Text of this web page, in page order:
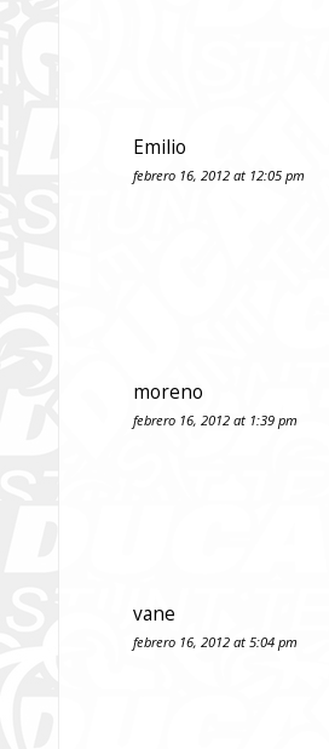
Emilio
febrero 16, 2012 at 12:05 pm
moreno
febrero 16, 2012 at 1:39 pm
vane
febrero 16, 2012 at 5:04 pm